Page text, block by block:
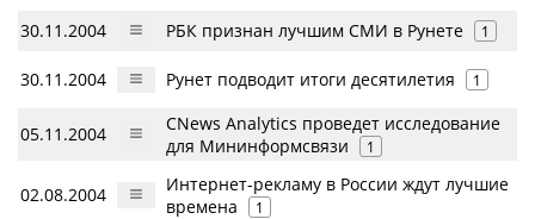
30.11.2004 РБК признан лучшим СМИ в Рунете 1
30.11.2004 Рунет подводит итоги десятилетия 1
05.11.2004
CNews Analytics проведет исследование
для Мининформсвязи
1
02.08.2004
Интернет-рекламу в России ждут лучшие
времена
1